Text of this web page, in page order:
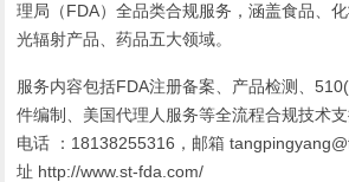
理局（FDA）全品类合规服务，涵盖食品、
光辐射产品、药品五大领域。
服务内容包括FDA注册备案、产品检测、
件编制、美国代理人服务等全流程合规技术
电话 ：18138255316，邮箱
址 http://www.st-fda.com/